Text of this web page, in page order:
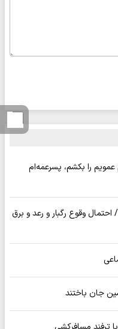
را بکشم، پسرعمه‌ام
وقوع رگبار و رعد و برق